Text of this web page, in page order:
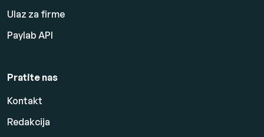
Ulaz za firme
Paylab API
Pratite nas
Kontakt
Redakcija